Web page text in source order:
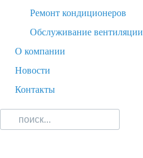
Ремонт кондиционеров
Обслуживание вентиляции
О компании
Новости
Контакты